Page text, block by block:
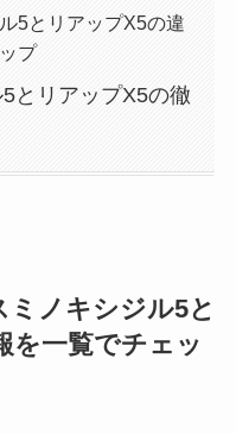
5とリアップX5の違
プ
とリアップX5の徹
ミノキシジル5と
を一覧でチェッ